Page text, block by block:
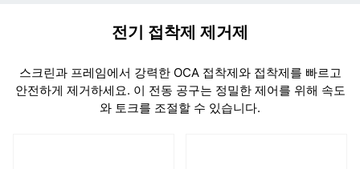
전기 접착제 제거제
스크린과 프레임에서 강력한 OCA 접착제와 접착제를 빠르고
안전하게 제거하세요. 이 전동 공구는 정밀한 제어를 위해 속도
와 토크를 조절할 수 있습니다.